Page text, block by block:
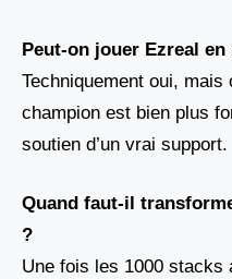
Peut-on jouer Ezreal en
Techniquement oui, mais
champion est bien plus
soutien d’un vrai support.
Quand faut-il
?
Une fois les 1000 stacks